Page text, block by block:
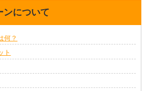
ンについて
何？
ト